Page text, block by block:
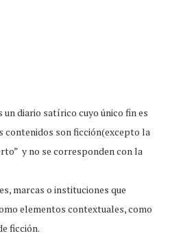
diario satírico cuyo único fin es
contenidos son ficción(excepto la
y no se corresponden con la
marcas o instituciones que
elementos contextuales, como
ficción.